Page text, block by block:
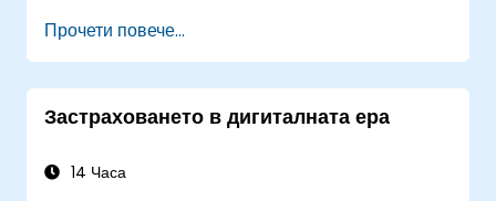
на данните.
Създават динамични и интерактивни карти
и визуализации за разнообразни
приложения.
за да оптимизират ГИС работните процеси.
Прочети повече...
Застраховането в дигиталната ера
14 Часа